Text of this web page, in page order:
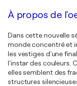
À propos de
Dans cette nouvelle
monde concentré et
les vestiges d'une
l'instar des couleurs.
elles semblent des
structures